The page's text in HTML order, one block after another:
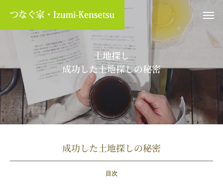
土地探し
成功した土地探しの秘密
成功した土地探しの秘密
目次